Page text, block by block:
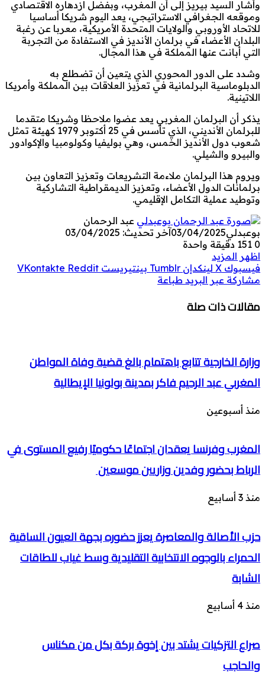
وأشار السيد بيريز إلى أن المغرب، وبفضل ازدهاره الاقتصادي
وموقعه الجغرافي الاستراتيجي، يعد اليوم شريكا أساسيا
للاتحاد الأوروبي والولايات المتحدة الأمريكية، معربا عن رغبة
البلدان الأعضاء في برلمان الأنديز في الاستفادة من التجربة
التي أبانت عنها المملكة في هذا المجال.
وشدد على الدور المحوري الذي يتعين أن تضطلع به
الدبلوماسية البرلمانية في تعزيز العلاقات بين المملكة وأمريكا
اللاتينية.
يذكر أن البرلمان المغربي يعد عضوا ملاحظا وشريكا متقدما
للبرلمان الأنديني، الذي تأسس في 25 أكتوبر 1979 كهيئة تمثل
شعوب دول الأنديز الخمس، وهي بوليفيا وكولومبيا والإكوادور
والبيرو والشيلي.
ويروم هذا البرلمان ملاءمة التشريعات وتعزيز التعاون بين
برلمانات الدول الأعضاء، وتعزيز الديمقراطية التشاركية
وتوطيد عملية التكامل الإقليمي.
عبد الرحمان
بوعبدلي03/04/2025آخر تحديث: 03/04/2025
0
دقيقة واحدة
اظهر المزيد
فيسبوك ‫X لينكدإن بينتيريست
مشاركة عبر البريد طباعة
مقالات ذات صلة
وزارة الخارجية تتابع باهتمام بالغ قضية وفاة المواطن
المغربي عبد الرحيم فاكر بمدينة بولونيا الإيطالية
منذ أسبوعين
المغرب وفرنسا يعقدان اجتماعًا حكوميًا رفيع المستوى في
الرباط بحضور وفدين وزاريين موسعين
منذ 3 أسابيع
حزب الأصالة والمعاصرة يعزز حضوره بجهة العيون الساقية
الحمراء بالوجوه الانتخابية التقليدية وسط غياب للطاقات
الشابة
منذ 4 أسابيع
صراع التزكيات يشتد بين إخوة بركة بكل من مكناس
والحاجب